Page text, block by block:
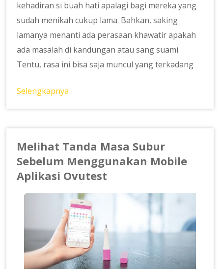
kehadiran si buah hati apalagi bagi mereka yang
sudah menikah cukup lama. Bahkan, saking
lamanya menanti ada perasaan khawatir apakah
ada masalah di kandungan atau sang suami.
Tentu, rasa ini bisa saja muncul yang terkadang
Selengkapnya
Melihat Tanda Masa Subur
Sebelum Menggunakan Mobile
Aplikasi Ovutest